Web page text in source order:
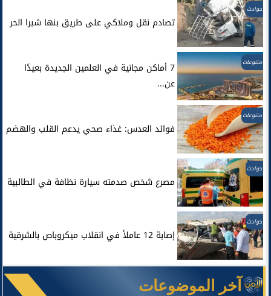
حوادث
تصادم نقل وملاكي على طريق بنها شبرا الحر
متنوعات
7 أماكن مجانية في العلمين الجديدة بعيدًا
عن...
متنوعات
فوائد العدس: غذاء صحي يدعم القلب والهضم
حوادث
مصرع شخص صدمته سيارة نظافة في الطالبية
حوادث
إصابة 12 عاملاً في انقلاب ميكروباص بالشرقية
آخر الموضوعات